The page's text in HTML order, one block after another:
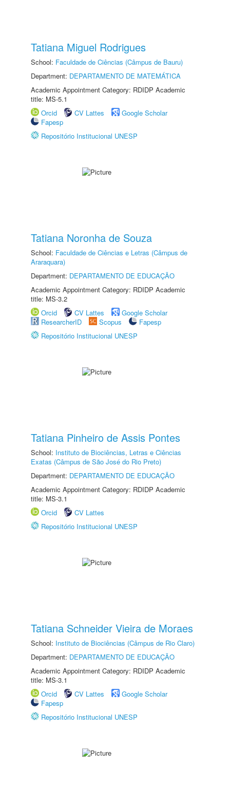
Tatiana Miguel Rodrigues
School: Faculdade de Ciências (Câmpus de Bauru)
Department: DEPARTAMENTO DE MATEMÁTICA
Academic Appointment Category: RDIDP Academic
title: MS-5.1
Orcid
CV Lattes
Google Scholar
Fapesp
Repositório Institucional UNESP
Tatiana Noronha de Souza
School: Faculdade de Ciências e Letras (Câmpus de
Araraquara)
Department: DEPARTAMENTO DE EDUCAÇÃO
Academic Appointment Category: RDIDP Academic
title: MS-3.2
Orcid
CV Lattes
Google Scholar
ResearcherID
Scopus
Fapesp
Repositório Institucional UNESP
Tatiana Pinheiro de Assis Pontes
School: Instituto de Biociências, Letras e Ciências
Exatas (Câmpus de São José do Rio Preto)
Department: DEPARTAMENTO DE EDUCAÇÃO
Academic Appointment Category: RDIDP Academic
title: MS-3.1
Orcid
CV Lattes
Repositório Institucional UNESP
Tatiana Schneider Vieira de Moraes
School: Instituto de Biociências (Câmpus de Rio Claro)
Department: DEPARTAMENTO DE EDUCAÇÃO
Academic Appointment Category: RDIDP Academic
title: MS-3.1
Orcid
CV Lattes
Google Scholar
Fapesp
Repositório Institucional UNESP